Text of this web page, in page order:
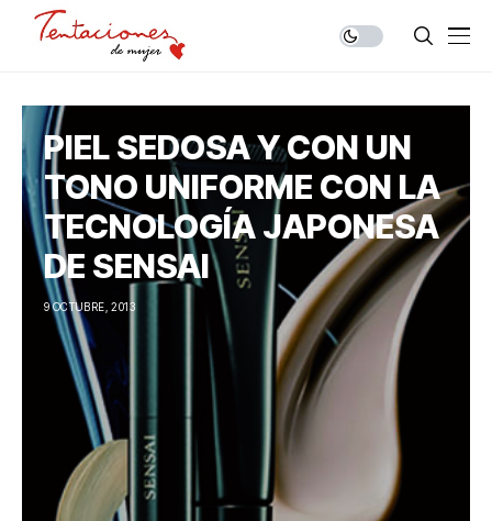
PIEL SEDOSA Y CON UN
TONO UNIFORME CON LA
TECNOLOGÍA JAPONESA
DE SENSAI
9 OCTUBRE, 2013